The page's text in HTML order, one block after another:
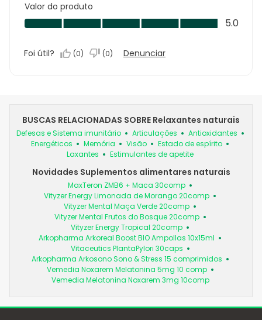
Valor do produto
Valor
do
5.0
5.0
Foi útil? (0) (0) Denunciar
BUSCAS RELACIONADAS SOBRE Relaxantes naturais
Defesas e Sistema imunitário Articulações
Antioxidantes
Energéticos
Memória Visão
Estado de espírito
Laxantes
Estimulantes de apetite
Novidades Suplementos alimentares naturais
MaxTeron ZMB6 + Maca 30comp
Vityzer Energy Limonada de Morango 20comp
Vityzer Mental Maça Verde 20comp
Vityzer Mental Frutos do Bosque 20comp
Vityzer Energy Tropical 20comp
Arkopharma Arkoreal Boost BIO Ampollas 10x15ml
Vitaceutics PlantaPylori 30caps
Arkopharma Arkosono Sono & Stress 15 comprimidos
Vemedia Noxarem Melatonina 5mg 10 comp
Vemedia Melatonina Noxarem 3mg 10comp